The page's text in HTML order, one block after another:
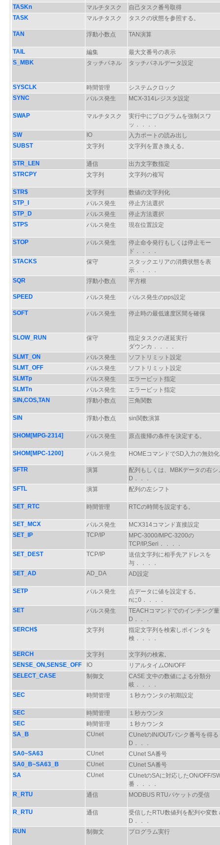
TASKn マルチタスク
自己タスク番号取得
TASK
マルチタスク タスクの状態を参照する。
TAN 浮動小数点 TAN演算
TAIL 編集
最大文番号の表示
S_MBK
タッチパネル タッチパネルデータ設定
SYSCLK 時間管理
システムクロック
SYNC
パルス発生 MCX-314レジスタ設定
SWAP マルチタスク
実行中にプログラムを強制スワ
ッ．．．．
SW
IO
入力ポートの読み出し
SUBST
文字列 文字列を置き換える。
STR_LEN 通信
出力文字数指定
STRCPY
文字列 文字列の複写
STR$ 文字列
数値の文字列化
STP_I
パルス発生
停止方法選択
STP_D
パルス発生
停止方法選択
STPS
パルス発生 現在位置設定
STOP パルス発生
停止命令発行もしくは停止モー
ド．．．．
STACKS
保守
スタックエリアの消費状態を表
示．．．．
SQR
浮動小数点 平方根
SPEED パルス発生 パルス発生のpps設定
SOFT パルス発生 停止時の最低速度区間を確保
SLOW_RUN 保守
指定タスクの遅延実行
ダウンカ．．．．
SLMT_ON
パルス発生
ソフトリミット設定
SLMT_OFF
パルス発生
ソフトリミット設定
SLMTp
パルス発生
エラービット指定
SLMTn
パルス発生
エラービット指定
SIN,COS,TAN
浮動小数点 三角関数
SIN 浮動小数点 sin関数演算
SHOM[MPG-2314] パルス発生 原点復帰の条件を決定する。
SHOM[MPC-1200] パルス発生 HOMEコマンドでSD入力の無効化
SFTR 演算
配列もしくは、MBKデータの右シ
D．．．
SFTL
演算 配列の左シフト
SET_RTC 時間管理 RTCの時間を設定する。
SET_MCX パルス発生
MCX314コマンド直接設定
SET_IP
TCP/IP
MPC-3000/MPC-3200の
TCP/IP,Seri．．．．
SET_DEST
TCP/IP
送信文字列に相手先アドレスを
与．．．．
SET_AD
AD_DA AD設定
SETP パルス発生
点データに値を設定する。
nに0．．．．
SET
パルス発生
TEACHコマンドでのインチング
D．．．
SERCH$
文字列
指定文字列を検索しポインタを
検．．．．
SERCH 文字列
文字列の検索。
SENSE_ON,SENSE_OFF
IO
リアルタイムON/OFF
SELECT_CASE
制御文
CASE 文中の数値による分類分
岐．．．．
SEC
時間管理 １秒カウンタの初期設定
SEC 時間管理
１秒カウンタ
SEC
時間管理
１秒カウンタ
SA_B
CUnet
CUnetのIN/OUTバンク番号を得る
D．．．
SA0~SA63
CUnet
CUnet SA番号
SA0_B~SA63_B
CUnet
CUnet SA番号
SA
CUnet
CUnetのSAに対応したON/OFF/
番．．．．
R_RTU
通信 MODBUS RTUパケットの受信
R_RTU 通信
受信したRTU数値列を配列や変数
D．．．
RUN
制御文 プログラム実行